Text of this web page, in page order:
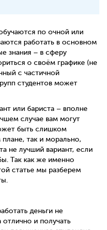
по очной или
работать в основном
знания – в сферу
о своём графике (не
с частичной
студентов может
или бариста – вполне
случае вам могут
быть слишком
плане, так и морально,
не лучший вариант, если
Так как же именно
статье мы разберем
деньги не
отлично и получать